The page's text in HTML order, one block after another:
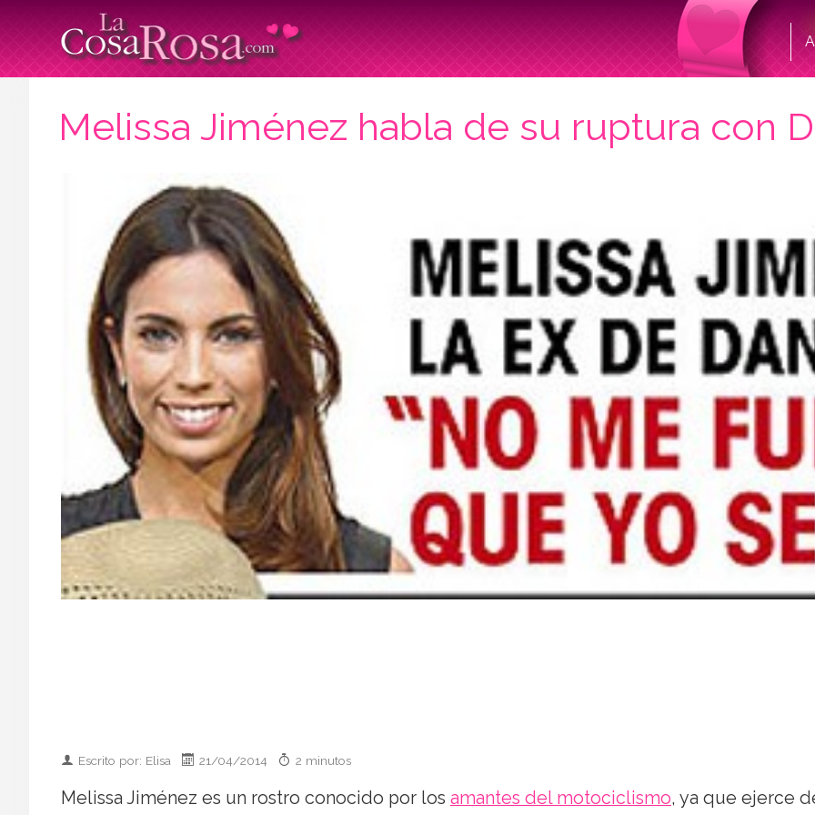
Melissa Jiménez habla de su ruptura con
Escrito por: Elisa 21/04/2014 2 minutos
Melissa Jiménez es un rostro conocido por los amantes del motociclismo, ya que ejerce